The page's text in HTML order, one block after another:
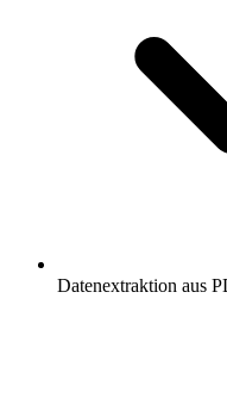
Datenextraktion aus